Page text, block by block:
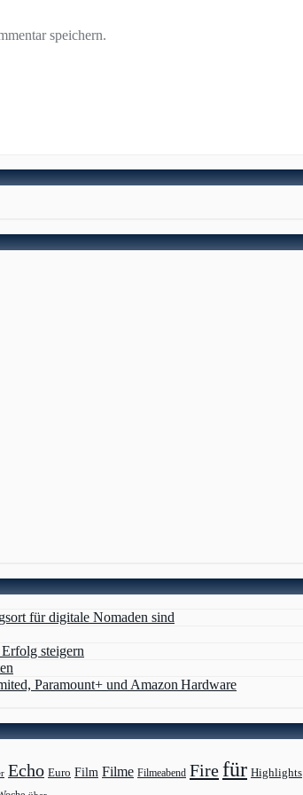
speichern.
für digitale Nomaden sind
steigern
Paramount+ und Amazon Hardware
Echo Euro Film Filme Filmeabend Firefür Highlights